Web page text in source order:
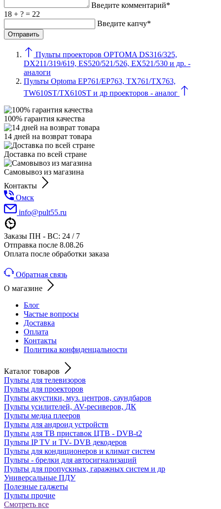
Введите комментарий*
18 + ? = 22
Введите капчу*
Пульты проекторов OPTOMA DS316/325,
DX211/319/619, ES520/521/526, EX521/530 и др. -
аналоги
Пульты Optoma EP761/EP763, TX761/TX763,
TW610ST/TX610ST и др проекторов - аналог
100% гарантия качества
14 дней на возврат товара
Доставка по всей стране
Самовывоз из магазина
Контакты
Омск
info@pult55.ru
Заказы ПН - ВС: 24 / 7
Отправка после 8.08.26
Оплата после обработки заказа
Обратная связь
О магазине
Блог
Частые вопросы
Доставка
Оплата
Контакты
Политика конфиденцальности
Каталог товаров
Пульты для телевизоров
Пульты для проекторов
Пульты акустики, муз. центров, саундбаров
Пульты усилителей, AV-ресиверов, ДК
Пульты медиа плееров
Пульты для андроид устройств
Пульты для ТВ приставок ЦТВ - DVB-t2
Пульты IP TV и TV- DVB декодеров
Пульты для кондиционеров и климат систем
Пульты - брелки для автосигнализаций
Пульты для пропускных, гаражных систем и др
Универсальные ПДУ
Полезные гаджеты
Пульты прочие
Смотреть все